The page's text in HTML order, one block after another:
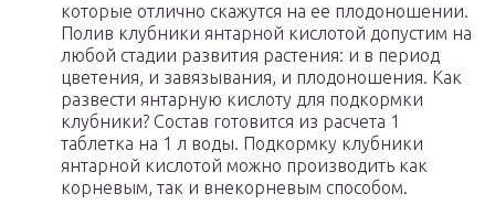
которые отлично скажутся на ее плодоношении.
Полив клубники янтарной кислотой допустим на
любой стадии развития растения: и в период
цветения, и завязывания, и плодоношения. Как
развести янтарную кислоту для подкормки
клубники? Состав готовится из расчета 1
таблетка на 1 л воды. Подкормку клубники
янтарной кислотой можно производить как
корневым, так и внекорневым способом.